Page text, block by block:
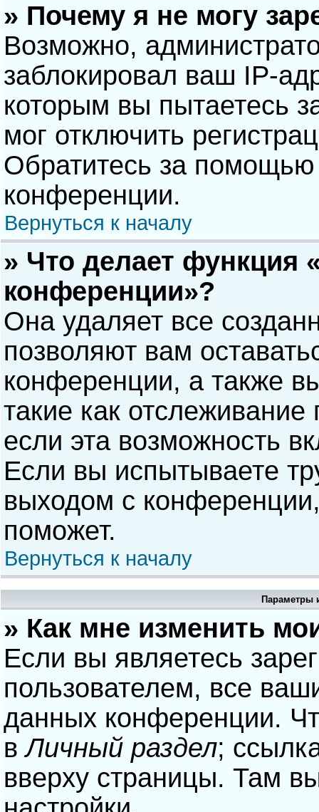
» Почему я не могу
Возможно,
заблокировал ваш IP-
которым вы пытаетесь
мог отключить
Обратитесь за помощью
конференции.
Вернуться к началу
» Что делает функция
конференции»?
Она удаляет все
позволяют вам
конференции, а также
такие как
если эта возможность
Если вы испытываете
выходом с
поможет.
Вернуться к началу
Параметры
» Как мне изменить
Если вы являетесь
пользователем, все
данных конференции.
вЛичный раздел;
вверху страницы. Там